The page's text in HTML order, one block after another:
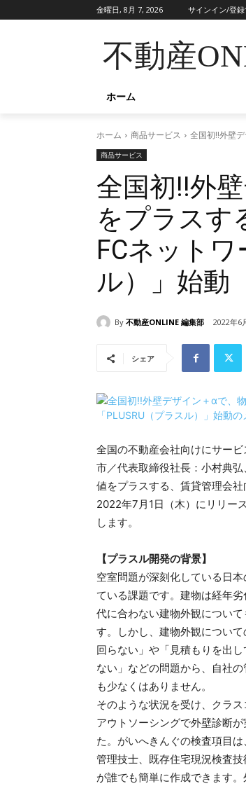
金曜日, 8月 7, 2026 サインイン/登録
不動産
ホーム
ホーム 商品サービス 全国初!!外壁
商品サービス
全国初!!外
をプラスす
FCネットワ
ル）」始動
By 不動産ONLINE 編集部 2022年6
シェア
全国の不動産会社向けにサー
市／代表取締役社長：小村典
値をプラスする、賃貸管理会
2022年7月1日（木）にリリー
します。
【プラスル開発の背景】
空室問題が深刻化している日
ている課題です。建物は経年
代に合わない建物外観につい
す。しかし、建物外観につい
回らない」や「見積もりを出
ない」などの問題から、自社
も少なくはありません。
そのような状況を受け、クラ
アウトソーシングで外壁診断
た。がいへきんぐの検査項目
管理技士、既存住宅現況検査
が誰でも簡単に作成できます